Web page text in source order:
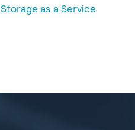
Storage as a Service